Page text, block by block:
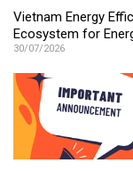
Vietnam Energy
Ecosystem for
30/07/2026